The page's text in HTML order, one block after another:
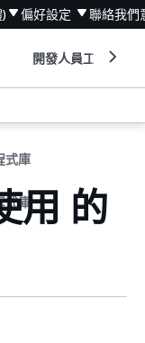
偏好設定 聯絡我們
開發人員工具
式庫
式庫用 的